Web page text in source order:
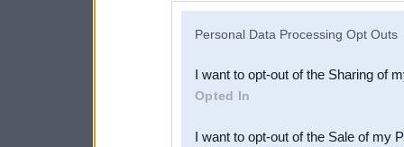
Downstream Participants
third parties.
Personal Data Processing Opt Outs
I want to opt-out of the Sharing of
Opted In
I want to opt-out of the Sale of my